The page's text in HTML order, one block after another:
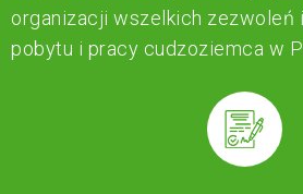
organizacji wszelkich zezwoleń
pobytu i pracy cudzoziemca w